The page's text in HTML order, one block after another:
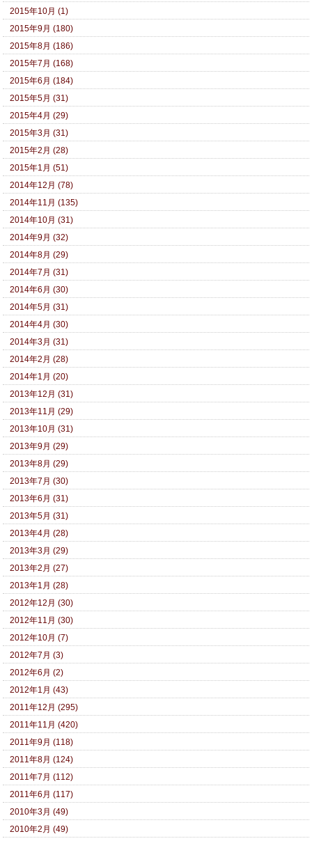
2015年10月 (1)
2015年9月 (180)
2015年8月 (186)
2015年7月 (168)
2015年6月 (184)
2015年5月 (31)
2015年4月 (29)
2015年3月 (31)
2015年2月 (28)
2015年1月 (51)
2014年12月 (78)
2014年11月 (135)
2014年10月 (31)
2014年9月 (32)
2014年8月 (29)
2014年7月 (31)
2014年6月 (30)
2014年5月 (31)
2014年4月 (30)
2014年3月 (31)
2014年2月 (28)
2014年1月 (20)
2013年12月 (31)
2013年11月 (29)
2013年10月 (31)
2013年9月 (29)
2013年8月 (29)
2013年7月 (30)
2013年6月 (31)
2013年5月 (31)
2013年4月 (28)
2013年3月 (29)
2013年2月 (27)
2013年1月 (28)
2012年12月 (30)
2012年11月 (30)
2012年10月 (7)
2012年7月 (3)
2012年6月 (2)
2012年1月 (43)
2011年12月 (295)
2011年11月 (420)
2011年9月 (118)
2011年8月 (124)
2011年7月 (112)
2011年6月 (117)
2010年3月 (49)
2010年2月 (49)